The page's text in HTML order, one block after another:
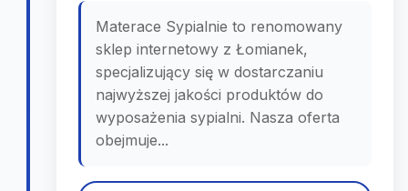
Materace Sypialnie to renomowany
sklep internetowy z Łomianek,
specjalizujący się w dostarczaniu
najwyższej jakości produktów do
wyposażenia sypialni. Nasza oferta
obejmuje...